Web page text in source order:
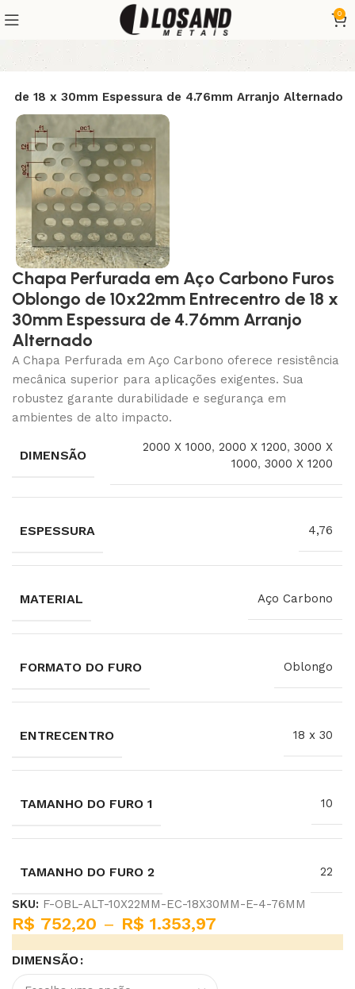
0
de 18 x 30mm Espessura de 4.76mm Arranjo Alternado
Chapa Perfurada em Aço Carbono Furos
Oblongo de 10x22mm Entrecentro de 18 x
30mm Espessura de 4.76mm Arranjo
Alternado
A Chapa Perfurada em Aço Carbono oferece resistência
mecânica superior para aplicações exigentes. Sua
robustez garante durabilidade e segurança em
ambientes de alto impacto.
DIMENSÃO
2000 X 1000,2000 X 1200,3000 X
1000,3000 X 1200
ESPESSURA 4,76
MATERIAL Aço Carbono
FORMATO DO FURO Oblongo
ENTRECENTRO 18 x 30
TAMANHO DO FURO 1 10
TAMANHO DO FURO 2 22
SKU: F-OBL-ALT-10X22MM-EC-18X30MM-E-4-76MM
R$ 752,20 – R$ 1.353,97
DIMENSÃO